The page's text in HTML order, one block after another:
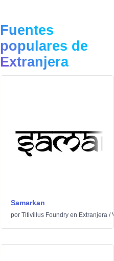
Fuentes
populares de
Extranjera
Samarkan
por Titivillus Foundry en Extranjera /